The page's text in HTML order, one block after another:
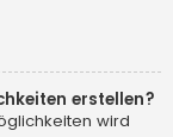
erstellen?
wird